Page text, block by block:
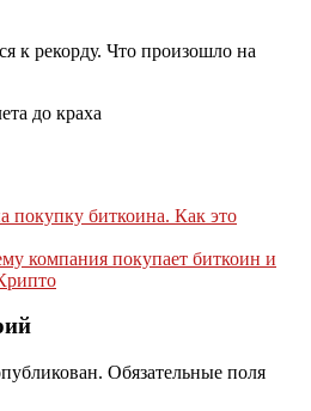
к рекорду. Что произошло на
до краха
покупку биткоина. Как это
компания покупает биткоин и
Обязательные поля